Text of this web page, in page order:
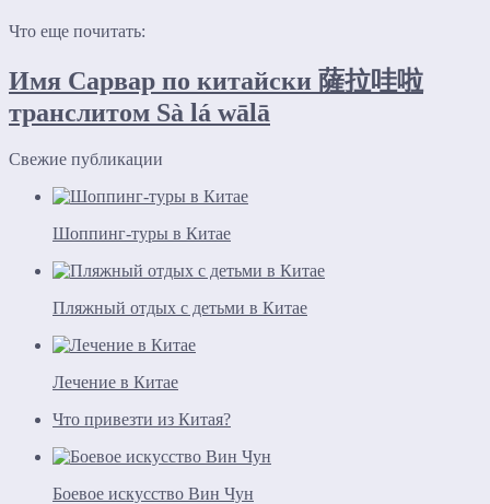
Что еще почитать:
Имя Сарвар по китайски 薩拉哇啦
транслитом Sà lá wālā
Свежие публикации
Шоппинг-туры в Китае
Пляжный отдых с детьми в Китае
Лечение в Китае
Что привезти из Китая?
Боевое искусство Вин Чун